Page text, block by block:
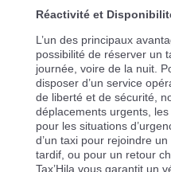
Réactivité et
L’un des principaux
possibilité de réserver un
journée, voire de la nuit.
disposer d’un service
de liberté et de sécurité,
déplacements urgents,
pour les situations
d’un taxi pour rejoindre
tardif, ou pour un retour
Tax’Hila vous garantit un